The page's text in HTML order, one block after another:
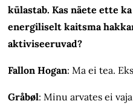
külastab. Kas näete ette
energiliselt kaitsma
aktiviseeruvad?
Fallon Hogan: Ma ei tea.
Gråbøl: Minu arvates ei